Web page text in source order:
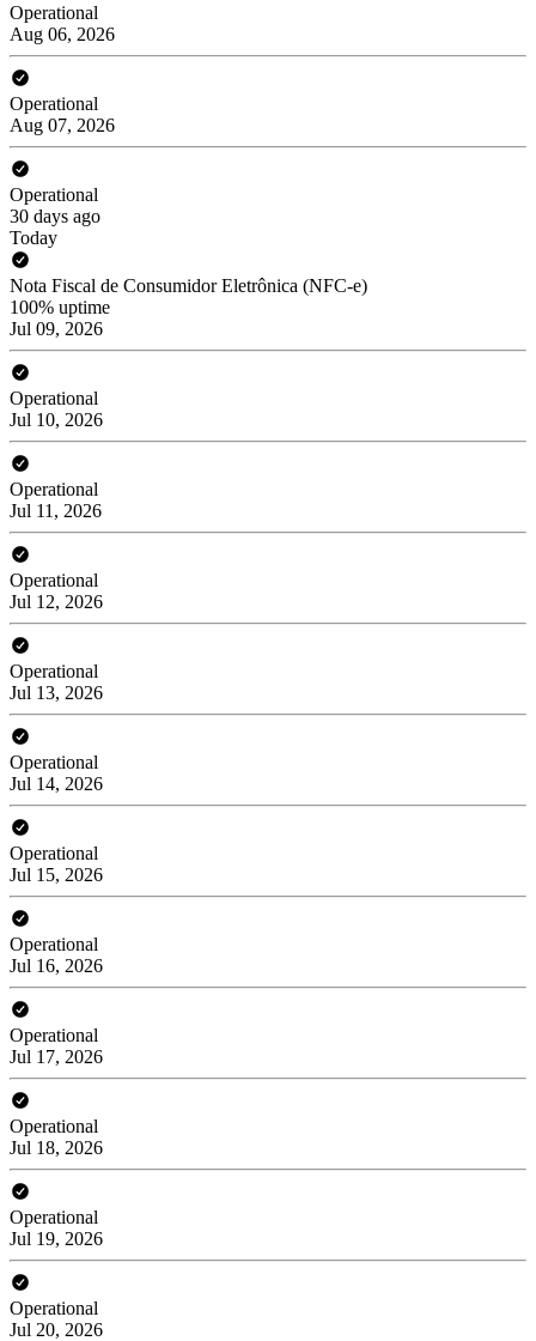
Operational
Aug 06, 2026
Operational
Aug 07, 2026
Operational
30 days ago
Today
Nota Fiscal de Consumidor Eletrônica (NFC-e)
100% uptime
Jul 09, 2026
Operational
Jul 10, 2026
Operational
Jul 11, 2026
Operational
Jul 12, 2026
Operational
Jul 13, 2026
Operational
Jul 14, 2026
Operational
Jul 15, 2026
Operational
Jul 16, 2026
Operational
Jul 17, 2026
Operational
Jul 18, 2026
Operational
Jul 19, 2026
Operational
Jul 20, 2026